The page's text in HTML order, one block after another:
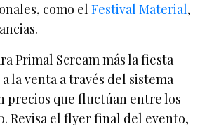
como elFestival Material,
Primal Scream más la fiesta
la venta a través del sistema
precios que fluctúan entre los
Revisa el flyer final del evento,